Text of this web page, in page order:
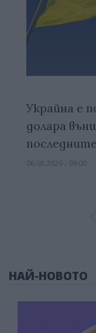
Украйна е
долара
06.08.2026 / 09:00
НАЙ-НОВОТО